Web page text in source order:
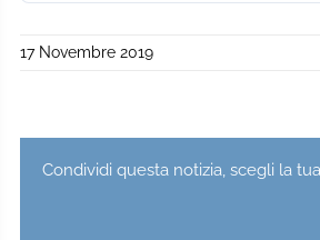
17 Novembre 2019
Condividi questa notizia, scegli la